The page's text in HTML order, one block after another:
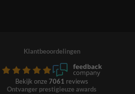
Klantbeoordelingen
Bekijk onze 7061 reviews
Ontvanger prestigieuze awards